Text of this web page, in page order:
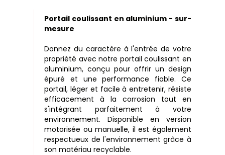
Portail coulissant en aluminium - sur-
mesure
Donnez du caractère à l'entrée de votre
propriété avec notre portail coulissant en
aluminium, conçu pour offrir un design
épuré et une performance fiable. Ce
portail, léger et facile à entretenir, résiste
efficacement à la corrosion tout en
s'intégrant parfaitement à votre
environnement. Disponible en version
motorisée ou manuelle, il est également
respectueux de l'environnement grâce à
son matériau recyclable.